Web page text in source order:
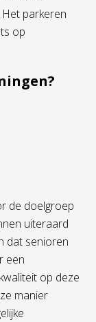
parkeren
op
de doelgroep
uiteraard
dat senioren
een
op deze
manier